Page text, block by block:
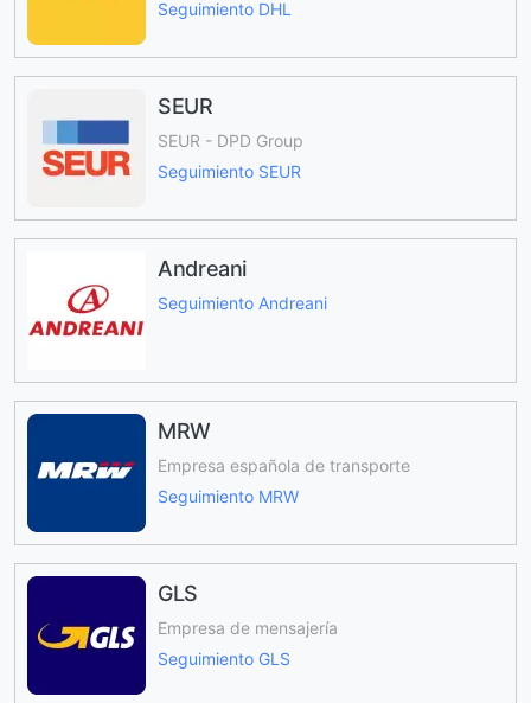
Seguimiento DHL
SEUR
SEUR - DPD Group
Seguimiento SEUR
Andreani
Seguimiento Andreani
MRW
Empresa española de transporte
Seguimiento MRW
GLS
Empresa de mensajería
Seguimiento GLS